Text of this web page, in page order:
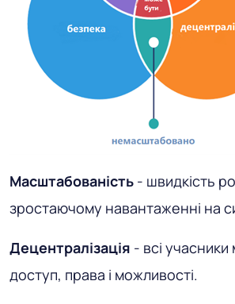
Масштабованість - швидкість
зростаючому навантаженні на
Децентралізація - всі
доступ, права і можливості.